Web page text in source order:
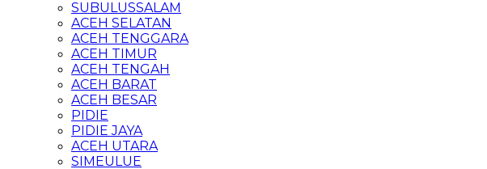
SUBULUSSALAM
ACEH SELATAN
ACEH TENGGARA
ACEH TIMUR
ACEH TENGAH
ACEH BARAT
ACEH BESAR
PIDIE
PIDIE JAYA
ACEH UTARA
SIMEULUE